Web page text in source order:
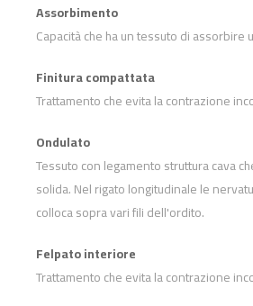
Assorbimento
Capacità che ha un tessuto di assorbire
Finitura compattata
Trattamento che evita la contrazione
Ondulato
Tessuto con legamento struttura cava
solida. Nel rigato longitudinale le
colloca sopra vari fili dell'ordito.
Felpato interiore
Trattamento che evita la contrazione